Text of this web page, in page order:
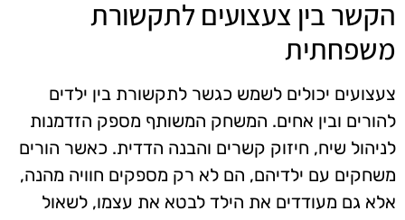
הקשר בין צעצועים לתקשורת
משפחתית
צעצועים יכולים לשמש כגשר לתקשורת בין ילדים
להורים ובין אחים. המשחק המשותף מספק הזדמנות
לניהול שיח, חיזוק קשרים והבנה הדדית. כאשר הורים
משחקים עם ילדיהם, הם לא רק מספקים חוויה מהנה,
אלא גם מעודדים את הילד לבטא את עצמו, לשאול